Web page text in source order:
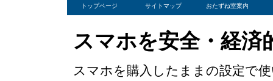
トップページ サイトマップ おたずね室案内
スマホを安全・経済
スマホを購入したままの設定で